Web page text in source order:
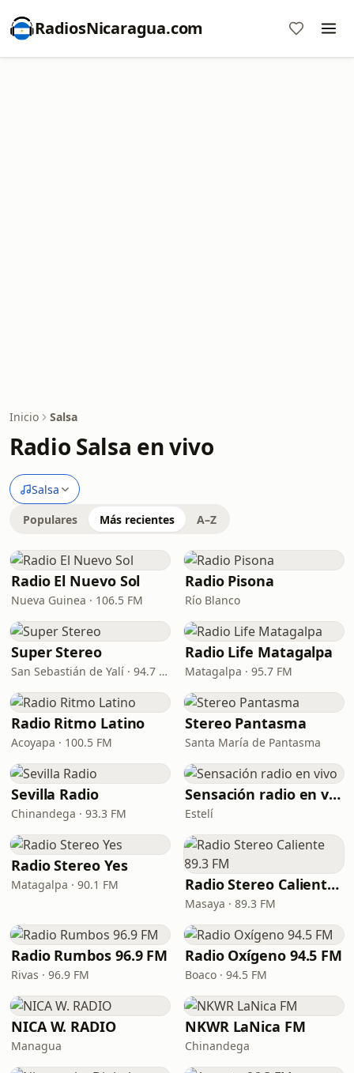
RadiosNicaragua.com
Inicio Salsa
Radio Salsa en vivo
Salsa
Populares Más recientes A–Z
Radio El Nuevo Sol
Nueva Guinea · 106.5 FM
Radio Pisona
Río Blanco
Super Stereo
San Sebastián de Yalí · 94.7 FM
Radio Life Matagalpa
Matagalpa · 95.7 FM
Radio Ritmo Latino
Acoyapa · 100.5 FM
Stereo Pantasma
Santa María de Pantasma
Sevilla Radio
Chinandega · 93.3 FM
Sensación radio en vivo
Estelí
Radio Stereo Yes
Matagalpa · 90.1 FM Radio Stereo Caliente 89.3 FM
Masaya · 89.3 FM
Radio Rumbos 96.9 FM
Rivas · 96.9 FM
Radio Oxígeno 94.5 FM
Boaco · 94.5 FM
NICA W. RADIO
Managua
NKWR LaNica FM
Chinandega